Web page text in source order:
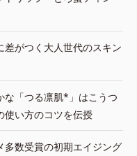
差がつく大人世代のスキン
な「つる凛肌*」はこうつ
使い方のコツを伝授
多数受賞の初期エイジング